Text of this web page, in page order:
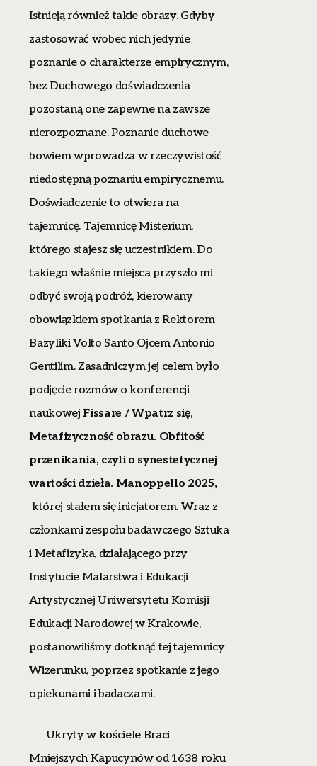
Istnieją również takie obrazy. Gdyby
zastosować wobec nich jedynie
poznanie o charakterze empirycznym,
bez Duchowego doświadczenia
pozostaną one zapewne na zawsze
nierozpoznane. Poznanie duchowe
bowiem wprowadza w rzeczywistość
niedostępną poznaniu empirycznemu.
Doświadczenie to otwiera na
tajemnicę. Tajemnicę Misterium,
którego stajesz się uczestnikiem. Do
takiego właśnie miejsca przyszło mi
odbyć swoją podróż, kierowany
obowiązkiem spotkania z Rektorem
Bazyliki Volto Santo Ojcem Antonio
Gentilim. Zasadniczym jej celem było
podjęcie rozmów o konferencji
naukowej Fissare / Wpatrz się,
Metafizyczność obrazu. Obfitość
przenikania, czyli o synestetycznej
wartości dzieła. Manoppello 2025,
której stałem się inicjatorem. Wraz z
członkami zespołu badawczego Sztuka
i Metafizyka, działającego przy
Instytucie Malarstwa i Edukacji
Artystycznej Uniwersytetu Komisji
Edukacji Narodowej w Krakowie,
postanowiliśmy dotknąć tej tajemnicy
Wizerunku, poprzez spotkanie z jego
opiekunami i badaczami.
Ukryty w kościele Braci
Mniejszych Kapucynów od 1638 roku